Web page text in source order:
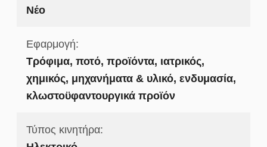
Νέο
Εφαρμογή:
Τρόφιμα, ποτό, προϊόντα, ιατρικός,
χημικός, μηχανήματα & υλικό, ενδυμασία,
κλωστοϋφαντουργικά προϊόν
Τύπος κινητήρα: